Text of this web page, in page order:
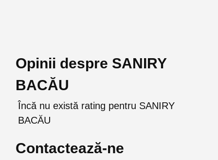
Opinii despre SANIRY
BACĂU
Încă nu există rating pentru SANIRY
BACĂU
Contactează-ne